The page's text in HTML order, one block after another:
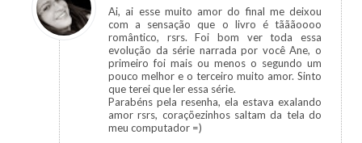
Ai, ai esse muito amor do final me deixou
com a sensação que o livro é tãããoooo
romântico, rsrs. Foi bom ver toda essa
evolução da série narrada por você Ane, o
primeiro foi mais ou menos o segundo um
pouco melhor e o terceiro muito amor. Sinto
que terei que ler essa série.
Parabéns pela resenha, ela estava exalando
amor rsrs, coraçõezinhos saltam da tela do
meu computador =)